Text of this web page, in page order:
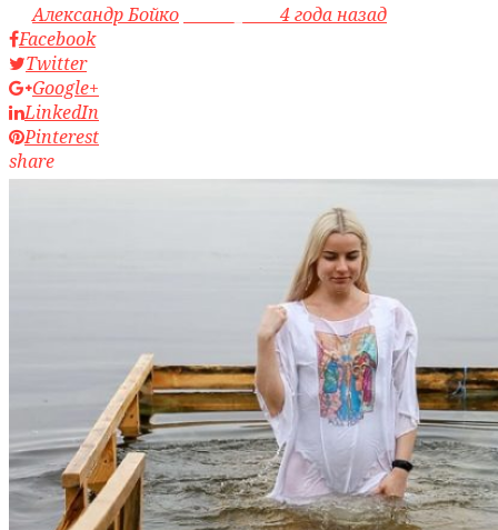
byАлександр Бойко
4 года назад
Facebook
Twitter
Google+
LinkedIn
Pinterest
share